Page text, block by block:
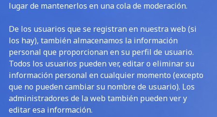
lugar de mantenerlos en una cola de moderación.
De los usuarios que se registran en nuestra web (si
los hay), también almacenamos la información
personal que proporcionan en su perfil de usuario.
Todos los usuarios pueden ver, editar o eliminar su
información personal en cualquier momento (excepto
que no pueden cambiar su nombre de usuario). Los
administradores de la web también pueden ver y
editar esa información.